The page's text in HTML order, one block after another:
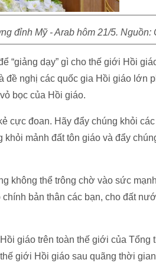
đỉnh Mỹ - Arab hôm 21/5. Nguồn:
“giảng dạy” gì cho thế giới Hồi
đề nghị các quốc gia Hồi giáo lớn
bọc của Hồi giáo.
cực đoan. Hãy đẩy chúng khỏi
mảnh đất tôn giáo và đẩy
không thể trông chờ vào sức
bản thân các bạn, cho đất
giáo trên toàn thế giới của Tổng
giới Hồi giáo sau quãng thời